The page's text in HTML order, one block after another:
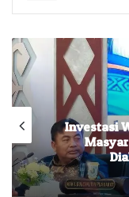
Investasi